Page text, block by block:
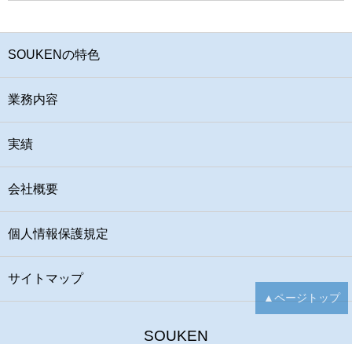
▲ページトップ
SOUKENの特色
業務内容
実績
会社概要
個人情報保護規定
サイトマップ
SOUKEN